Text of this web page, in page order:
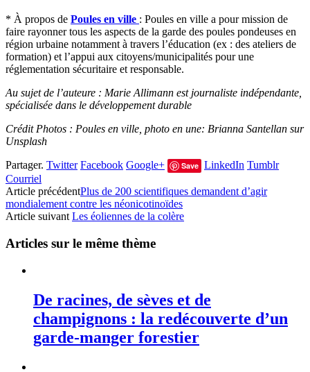
* À propos de Poules en ville : Poules en ville a pour mission de
faire rayonner tous les aspects de la garde des poules pondeuses en
région urbaine notamment à travers l’éducation (ex : des ateliers de
formation) et l’appui aux citoyens/municipalités pour une
réglementation sécuritaire et responsable.
Au sujet de l’auteure : Marie Allimann est journaliste indépendante,
spécialisée dans le développement durable
Crédit Photos : Poules en ville, photo en une: Brianna Santellan sur
Unsplash
Partager. Twitter Facebook Google+ Save LinkedIn Tumblr
Courriel
Article précédentPlus de 200 scientifiques demandent d’agir
mondialement contre les néonicotinoïdes
Article suivant Les éoliennes de la colère
Articles sur le même thème
De racines, de sèves et de
champignons : la redécouverte d’un
garde-manger forestier